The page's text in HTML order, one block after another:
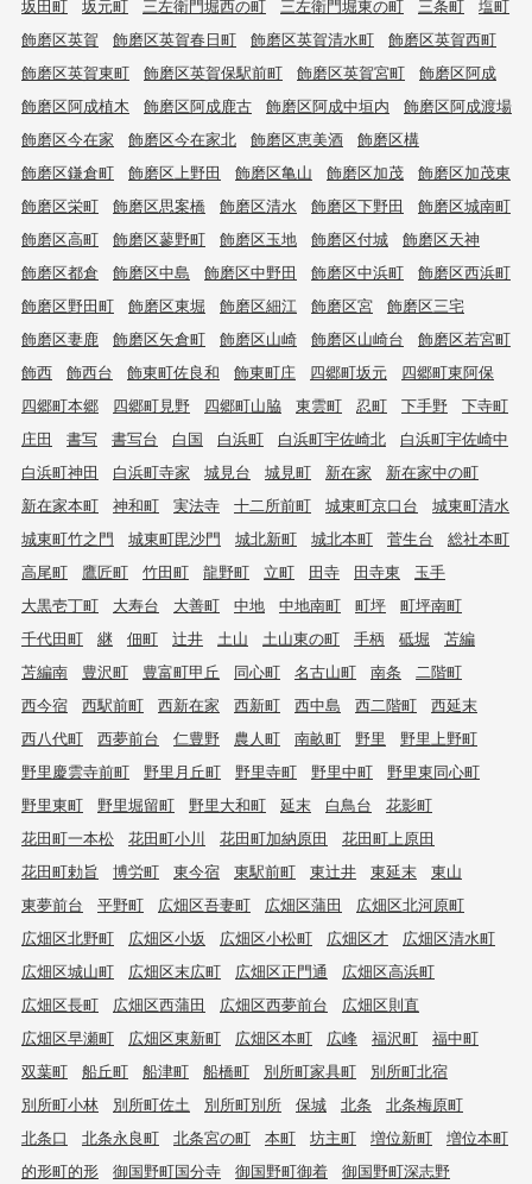
坂田町 坂元町 三左衛門堀西の町 三左衛門堀東の町 三条町
塩町
飾磨区英賀
飾磨区英賀春日町 飾磨区英賀清水町
飾磨区英賀西町
飾磨区英賀東町
飾磨区英賀保駅前町 飾磨区英賀宮町
飾磨区阿成
飾磨区阿成植木
飾磨区阿成鹿古 飾磨区阿成中垣内
飾磨区阿成渡場
飾磨区今在家
飾磨区今在家北 飾磨区恵美酒
飾磨区構
飾磨区鎌倉町
飾磨区上野田 飾磨区亀山 飾磨区加茂
飾磨区加茂東
飾磨区栄町
飾磨区思案橋 飾磨区清水 飾磨区下野田
飾磨区城南町
飾磨区高町
飾磨区蓼野町 飾磨区玉地 飾磨区付城
飾磨区天神
飾磨区都倉
飾磨区中島 飾磨区中野田 飾磨区中浜町
飾磨区西浜町
飾磨区野田町
飾磨区東堀 飾磨区細江 飾磨区宮
飾磨区三宅
飾磨区妻鹿
飾磨区矢倉町 飾磨区山崎 飾磨区山崎台
飾磨区若宮町
飾西
飾西台 飾東町佐良和 飾東町庄 四郷町坂元
四郷町東阿保
四郷町本郷
四郷町見野 四郷町山脇 東雲町 忍町 下手野
下寺町
庄田
書写 書写台 白国 白浜町 白浜町宇佐崎北
白浜町宇佐崎中
白浜町神田
白浜町寺家 城見台 城見町 新在家
新在家中の町
新在家本町
神和町 実法寺 十二所前町 城東町京口台
城東町清水
城東町竹之門
城東町毘沙門 城北新町 城北本町 菅生台
総社本町
高尾町
鷹匠町 竹田町 龍野町 立町 田寺 田寺東
玉手
大黒壱丁町
大寿台 大善町 中地 中地南町 町坪
町坪南町
千代田町
継 佃町 辻井 土山 土山東の町 手柄 砥堀
苫編
苫編南
豊沢町 豊富町甲丘 同心町 名古山町 南条
二階町
西今宿
西駅前町 西新在家 西新町 西中島 西二階町
西延末
西八代町
西夢前台 仁豊野 農人町 南畝町 野里
野里上野町
野里慶雲寺前町
野里月丘町 野里寺町 野里中町
野里東同心町
野里東町
野里堀留町 野里大和町 延末 白鳥台
花影町
花田町一本松
花田町小川 花田町加納原田
花田町上原田
花田町勅旨
博労町 東今宿 東駅前町 東辻井 東延末
東山
東夢前台
平野町 広畑区吾妻町 広畑区蒲田
広畑区北河原町
広畑区北野町
広畑区小坂 広畑区小松町 広畑区才
広畑区清水町
広畑区城山町
広畑区末広町 広畑区正門通
広畑区高浜町
広畑区長町
広畑区西蒲田 広畑区西夢前台
広畑区則直
広畑区早瀬町
広畑区東新町 広畑区本町 広峰 福沢町
福中町
双葉町
船丘町 船津町 船橋町 別所町家具町
別所町北宿
別所町小林
別所町佐土 別所町別所 保城 北条
北条梅原町
北条口
北条永良町 北条宮の町 本町 坊主町 増位新町
増位本町
的形町的形
御国野町国分寺 御国野町御着
御国野町深志野